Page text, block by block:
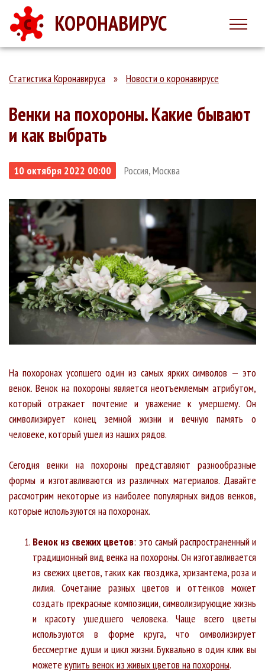
КОРОНАВИРУС
Статистика Коронавируса » Новости о коронавирусе
Венки на похороны. Какие бывают
и как выбрать
10 октября 2022 00:00 Россия, Москва
На похоронах усопшего один из самых ярких символов — это
венок. Венок на похороны является неотъемлемым атрибутом,
который отражает почтение и уважение к умершему. Он
символизирует конец земной жизни и вечную память о
человеке, который ушел из наших рядов.
Сегодня венки на похороны представляют разнообразные
формы и изготавливаются из различных материалов. Давайте
рассмотрим некоторые из наиболее популярных видов венков,
которые используются на похоронах.
Венок из свежих цветов: это самый распространенный и
традиционный вид венка на похороны. Он изготавливается
из свежих цветов, таких как гвоздика, хризантема, роза и
лилия. Сочетание разных цветов и оттенков может
создать прекрасные композиции, символизирующие жизнь
и красоту ушедшего человека. Чаще всего цветы
используются в форме круга, что символизирует
бессмертие души и цикл жизни. Буквально в один клик вы
можете купить венок из живых цветов на похороны.